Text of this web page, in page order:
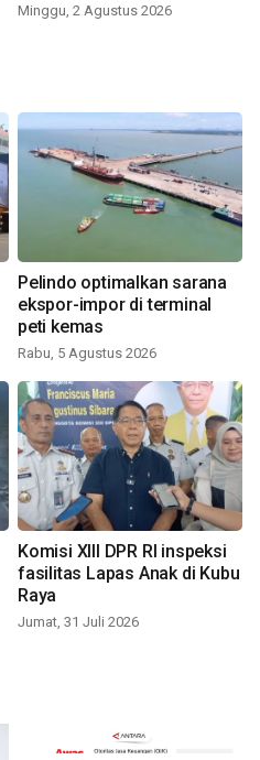
Minggu, 2 Agustus 2026
Pelindo optimalkan sarana
ekspor-impor di terminal
peti kemas
Rabu, 5 Agustus 2026
Komisi XIII DPR RI inspeksi
fasilitas Lapas Anak di Kubu
Raya
Jumat, 31 Juli 2026